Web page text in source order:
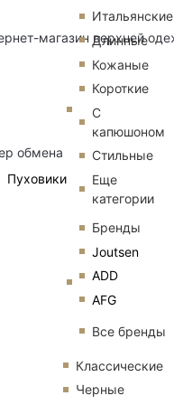
Пуховики
Итальянские
Длинные
Кожаные
Короткие
С
капюшоном
Стильные
Еще
категории
Бренды
Joutsen
ADD
AFG
Все бренды
Классические
Черные
магазин верхней
обмена